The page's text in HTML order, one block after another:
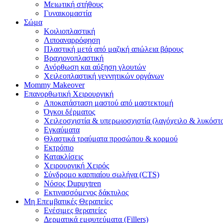
Μειωτική στήθους
Γυναικομαστία
Σώμα
Κοιλιοπλαστική
Λιποαναρρόφηση
Πλαστική μετά από μαζική απώλεια βάρους
Βραχιονοπλαστική
Ανόρθωση και αύξηση γλουτών
Χειλεοπλαστική γεννητικών οργάνων
Mommy Makeover
Επανορθωτική Χειρουργική
Αποκατάσταση μαστού από μαστεκτομή
Όγκοι δέρματος
Χειλεοσχιστία & υπερωιοσχιστία (λαγόχειλο &
Εγκαύματα
Θλαστικά τραύματα προσώπου & κορμού
Εκτρόπιο
Κατακλίσεις
Χειρουργική Χειρός
Σύνδρομο καρπιαίου σωλήνα (CTS)
Νόσος Dupuytren
Εκτινασσόμενος δάκτυλος
Μη Επεμβατικές Θεραπείες
Ενέσιμες θεραπείες
Δερματικά εμφυτεύματα (Fillers)